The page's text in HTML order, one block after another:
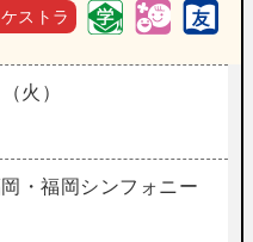
ストラ
火）
・福岡シンフォニー